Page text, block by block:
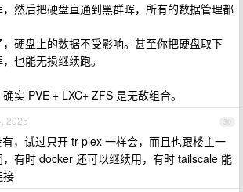
然后把硬盘直通到黑群晖，所有的数据管理都
硬盘上的数据不受影响。甚至你把硬盘取下
也能无损继续跑。
实 PVE + LXC+ ZFS 是无敌组合。
30
2025
，试过只开 tr plex 一样会，而且也跟楼主一
有时 docker 还可以继续用，有时 tailscale 能
接